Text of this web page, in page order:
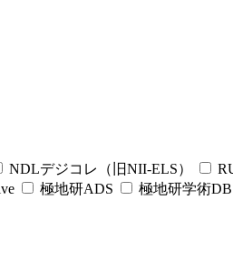
NDLデジコレ（旧NII-ELS）
極地研ADS 極地研学術DB